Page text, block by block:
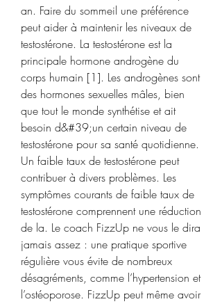
an. Faire du sommeil une préférence
peut aider à maintenir les niveaux de
testostérone. La testostérone est la
principale hormone androgène du
corps humain [1]. Les androgènes sont
des hormones sexuelles mâles, bien
que tout le monde synthétise et ait
besoin d&#39;un certain niveau de
testostérone pour sa santé quotidienne.
Un faible taux de testostérone peut
contribuer à divers problèmes. Les
symptômes courants de faible taux de
testostérone comprennent une réduction
de la. Le coach FizzUp ne vous le dira
jamais assez : une pratique sportive
régulière vous évite de nombreux
désagréments, comme l’hypertension et
l’ostéoporose. FizzUp peut même avoir